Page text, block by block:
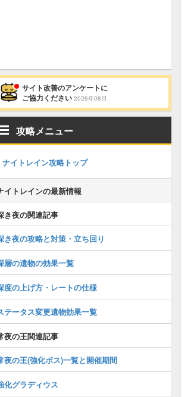
サイト改善のアンケートに
ご協力ください 2026年08月
攻略メニュー
ナイトレイン攻略トップ
イトレインの最新情報
き夜の関連記事
き夜の攻略と対策・立ち回り
層の遺物の効果一覧
度の上げ方・レートの仕様
テータス変更遺物効果一覧
夜の王関連記事
夜の王(強化ボス)一覧と開催期間
化グラディウス